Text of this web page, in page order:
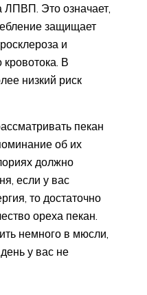
ЛПВП. Это означает,
защищает
и
В
низкий риск
пекан
об их
должно
если у вас
то достаточно
ореха пекан.
немного в мюсли,
у вас не